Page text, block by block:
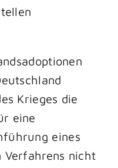
Krieges die
eine
eines
Verfahrens nicht